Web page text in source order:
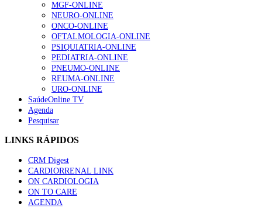
MGF-ONLINE
NEURO-ONLINE
ONCO-ONLINE
OFTALMOLOGIA-ONLINE
PSIQUIATRIA-ONLINE
PEDIATRIA-ONLINE
PNEUMO-ONLINE
REUMA-ONLINE
URO-ONLINE
SaúdeOnline TV
Agenda
Pesquisar
LINKS RÁPIDOS
CRM Digest
CARDIORRENAL LINK
ON CARDIOLOGIA
ON TO CARE
AGENDA